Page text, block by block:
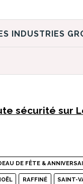
LA BOUTIQUE LES
sécurité sur
DE FÊTE &
RAFFINÉ SAINT-